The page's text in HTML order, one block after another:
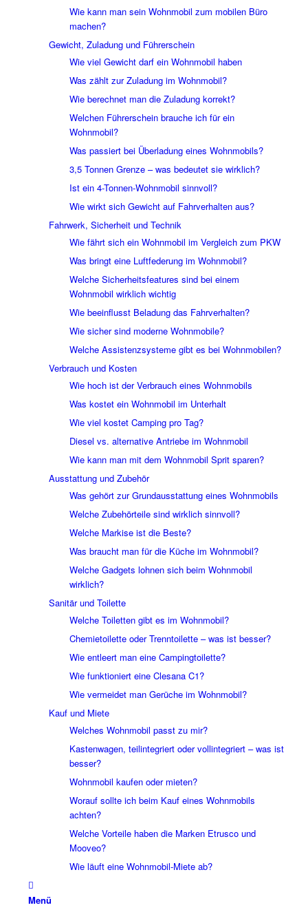
Wie kann man sein Wohnmobil zum mobilen Büro
machen?
Gewicht, Zuladung und Führerschein
Wie viel Gewicht darf ein Wohnmobil haben
Was zählt zur Zuladung im Wohnmobil?
Wie berechnet man die Zuladung korrekt?
Welchen Führerschein brauche ich für ein
Wohnmobil?
Was passiert bei Überladung eines Wohnmobils?
3,5 Tonnen Grenze – was bedeutet sie wirklich?
Ist ein 4-Tonnen-Wohnmobil sinnvoll?
Wie wirkt sich Gewicht auf Fahrverhalten aus?
Fahrwerk, Sicherheit und Technik
Wie fährt sich ein Wohnmobil im Vergleich zum PKW
Was bringt eine Luftfederung im Wohnmobil?
Welche Sicherheitsfeatures sind bei einem
Wohnmobil wirklich wichtig
Wie beeinflusst Beladung das Fahrverhalten?
Wie sicher sind moderne Wohnmobile?
Welche Assistenzsysteme gibt es bei Wohnmobilen?
Verbrauch und Kosten
Wie hoch ist der Verbrauch eines Wohnmobils
Was kostet ein Wohnmobil im Unterhalt
Wie viel kostet Camping pro Tag?
Diesel vs. alternative Antriebe im Wohnmobil
Wie kann man mit dem Wohnmobil Sprit sparen?
Ausstattung und Zubehör
Was gehört zur Grundausstattung eines Wohnmobils
Welche Zubehörteile sind wirklich sinnvoll?
Welche Markise ist die Beste?
Was braucht man für die Küche im Wohnmobil?
Welche Gadgets lohnen sich beim Wohnmobil
wirklich?
Sanitär und Toilette
Welche Toiletten gibt es im Wohnmobil?
Chemietoilette oder Trenntoilette – was ist besser?
Wie entleert man eine Campingtoilette?
Wie funktioniert eine Clesana C1?
Wie vermeidet man Gerüche im Wohnmobil?
Kauf und Miete
Welches Wohnmobil passt zu mir?
Kastenwagen, teilintegriert oder vollintegriert – was ist
besser?
Wohnmobil kaufen oder mieten?
Worauf sollte ich beim Kauf eines Wohnmobils
achten?
Welche Vorteile haben die Marken Etrusco und
Mooveo?
Wie läuft eine Wohnmobil-Miete ab?
Menü